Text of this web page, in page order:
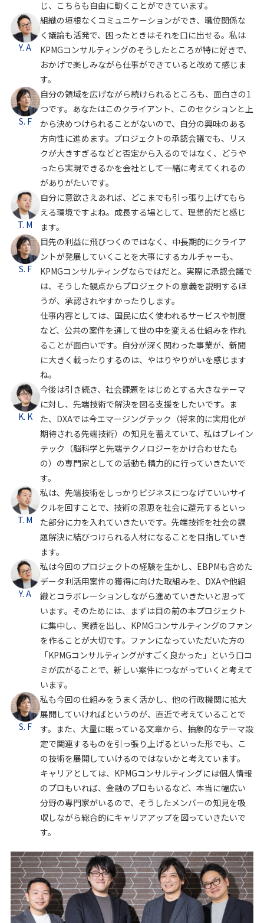
じ、こちらも自由に動くことができています。
Y. A
組織の垣根なくコミュニケーションができ、職位関係な
く議論も活発で、困ったときはそれを口に出せる。私は
KPMGコンサルティングのそうしたところが特に好きで、
おかげで楽しみながら仕事ができていると改めて感じま
す。
S. F
自分の領域を広げながら続けられるところも、面白さの1
つです。あなたはこのクライアント、このセクションと上
から決めつけられることがないので、自分の興味のある
方向性に進めます。プロジェクトの承認会議でも、リス
クが大きすぎるなどと否定から入るのではなく、どうや
ったら実現できるかを会社として一緒に考えてくれるの
がありがたいです。
T. M
自分に意欲さえあれば、どこまでも引っ張り上げてもら
える環境ですよね。成長する場として、理想的だと感じ
ます。
S. F
目先の利益に飛びつくのではなく、中長期的にクライア
ントが発展していくことを大事にするカルチャーも、
KPMGコンサルティングならではだと。実際に承認会議で
は、そうした観点からプロジェクトの意義を説明するほ
うが、承認されやすかったりします。
仕事内容としては、国民に広く使われるサービスや制度
など、公共の案件を通して世の中を変える仕組みを作れ
ることが面白いです。自分が深く関わった事業が、新聞
に大きく載ったりするのは、やはりやりがいを感じます
ね。
K. K
今後は引き続き、社会課題をはじめとする大きなテーマ
に対し、先端技術で解決を図る支援をしたいです。ま
た、DXAでは今エマージングテック（将来的に実用化が
期待される先端技術）の知見を蓄えていて、私はブレイン
テック（脳科学と先端テクノロジーをかけ合わせたも
の）の専門家としての活動も精力的に行っていきたいで
す。
T. M
私は、先端技術をしっかりビジネスにつなげていいサイ
クルを回すことで、技術の恩恵を社会に還元するといっ
た部分に力を入れていきたいです。先端技術を社会の課
題解決に結びつけられる人材になることを目指していき
ます。
Y. A
私は今回のプロジェクトの経験を生かし、EBPMも含めた
データ利活用案件の獲得に向けた取組みを、DXAや他組
織とコラボレーションしながら進めていきたいと思って
います。そのためには、まずは目の前の本プロジェクト
に集中し、実績を出し、KPMGコンサルティングのファン
を作ることが大切です。ファンになっていただいた方の
「KPMGコンサルティングがすごく良かった」という口コ
ミが広がることで、新しい案件につながっていくと考えて
います。
S. F
私も今回の仕組みをうまく活かし、他の行政機関に拡大
展開していければというのが、直近で考えていることで
す。また、大量に眠っている文章から、抽象的なテーマ設
定で関連するものを引っ張り上げるといった形でも、こ
の技術を展開していけるのではないかと考えています。
キャリアとしては、KPMGコンサルティングには個人情報
のプロもいれば、金融のプロもいるなど、本当に幅広い
分野の専門家がいるので、そうしたメンバーの知見を吸
収しながら総合的にキャリアアップを図っていきたいで
す。